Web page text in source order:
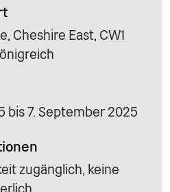
Cheshire East, CW1
bis 7. September 2025
zugänglich, keine